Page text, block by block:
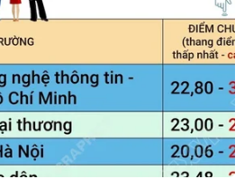
dùng mua sắm thông minh,
tiết kiệm chi phí, thời gian của nhiều gia
thị, trung tâm mua sắm với đa dạng hàng
đãi.